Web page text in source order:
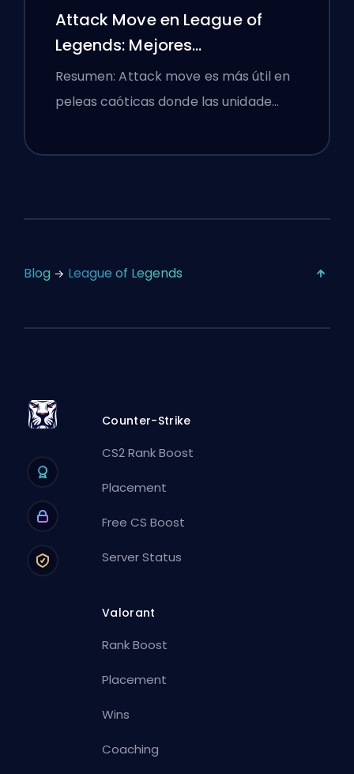
Attack Move en League of
Legends: Mejores
Configuraciones
Resumen: Attack move es más útil en
peleas caóticas donde las unidade…
Blog League of Legends
Counter-Strike
CS2 Rank Boost
Placement
Free CS Boost
Server Status
Valorant
Rank Boost
Placement
Wins
Coaching